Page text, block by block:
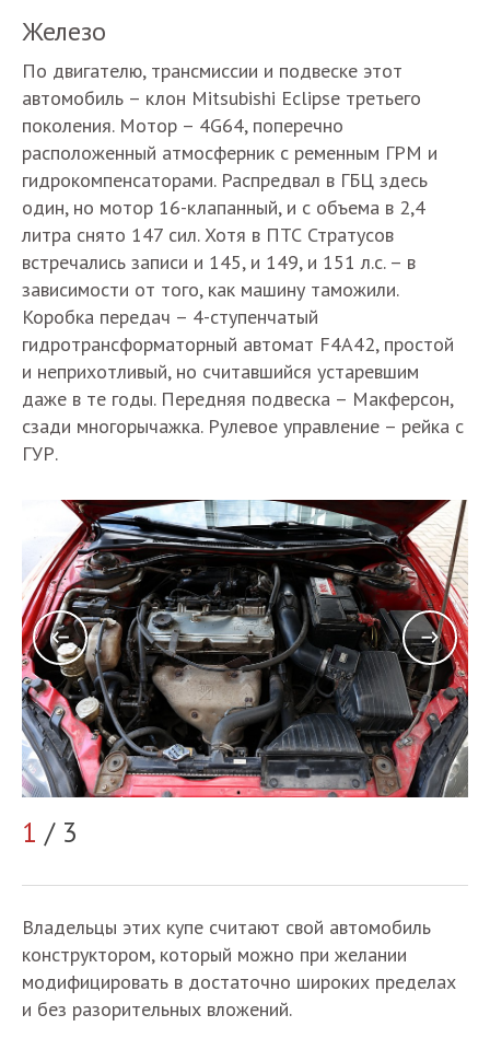
Железо
По двигателю, трансмиссии и подвеске этот
автомобиль – клон Mitsubishi Eclipse третьего
поколения. Мотор – 4G64, поперечно
расположенный атмосферник с ременным ГРМ и
гидрокомпенсаторами. Распредвал в ГБЦ здесь
один, но мотор 16-клапанный, и с объема в 2,4
литра снято 147 сил. Хотя в ПТС Стратусов
встречались записи и 145, и 149, и 151 л.с. – в
зависимости от того, как машину таможили.
Коробка передач – 4-ступенчатый
гидротрансформаторный автомат F4A42, простой
и неприхотливый, но считавшийся устаревшим
даже в те годы. Передняя подвеска – Макферсон,
сзади многорычажка. Рулевое управление – рейка с
ГУР.
1 / 3
Владельцы этих купе считают свой автомобиль
конструктором, который можно при желании
модифицировать в достаточно широких пределах
и без разорительных вложений.